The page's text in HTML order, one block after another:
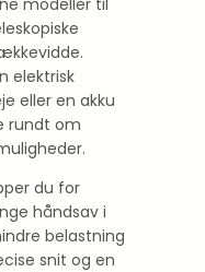
modeller til
elektrisk
eller en akku
rundt om
du for
håndsav i
belastning
snit og en